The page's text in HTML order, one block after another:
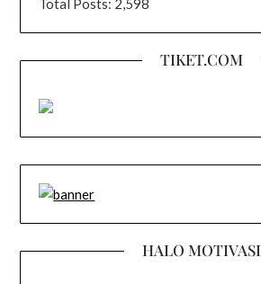
TIKET.COM
HALO MOTIVASI